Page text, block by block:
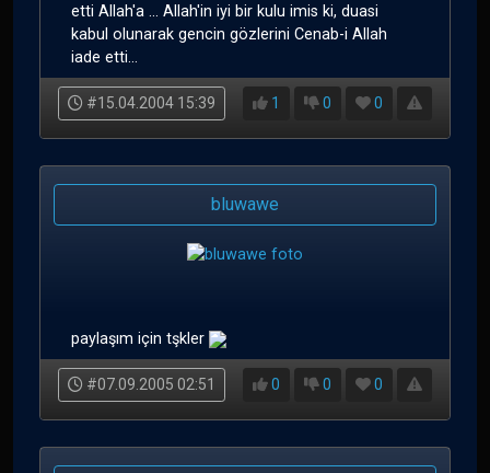
etti Allah'a ... Allah'in iyi bir kulu imis ki, duasi
kabul olunarak gencin gözlerini Cenab-i Allah
iade etti...
#15.04.2004 15:39 1 0 0
bluwawe
paylaşım için tşkler
#07.09.2005 02:51 0 0 0